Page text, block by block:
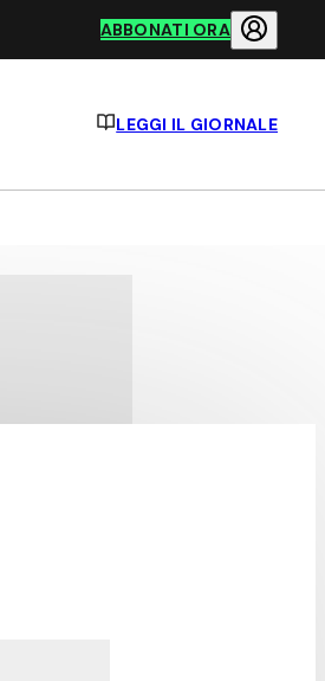
ABBONATI ORA
LEGGI IL GIORNALE